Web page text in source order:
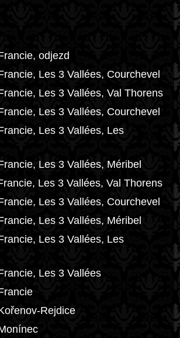
odjezd
Les 3 Vallées, Courchevel
Les 3 Vallées, Val Thorens
Les 3 Vallées, Courchevel
Les 3 Vallées, Les
Les 3 Vallées, Méribel
Les 3 Vallées, Val Thorens
Les 3 Vallées, Courchevel
Les 3 Vallées, Méribel
Les 3 Vallées, Les
Les 3 Vallées
Rejdice